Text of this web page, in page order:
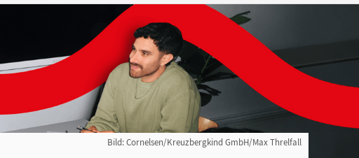
Bild: Cornelsen/Kreuzbergkind GmbH/Max Threlfall